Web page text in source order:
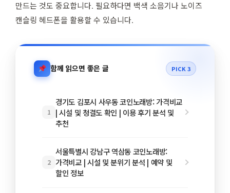
만드는 것도 중요합니다. 필요하다면 백색 소음기나 노이즈
캔슬링 헤드폰을 활용할 수 있습니다.
함께 읽으면 좋은 글 PICK 3
1
경기도 김포시 사우동 코인노래방: 가격비교
| 시설 및 청결도 확인 | 이용 후기 분석 및
추천
2
서울특별시 강남구 역삼동 코인노래방:
가격비교 | 시설 및 분위기 분석 | 예약 및
할인 정보